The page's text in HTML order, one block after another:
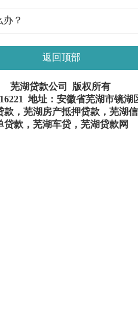
？
返回顶部
芜湖贷款公司 版权所有
地址：安徽省芜湖市镜湖
，芜湖房产抵押贷款，芜湖
贷款，芜湖车贷，芜湖贷款网